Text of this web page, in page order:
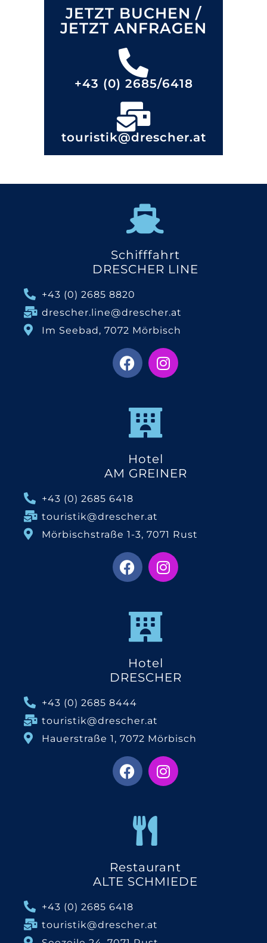
JETZT BUCHEN /
JETZT ANFRAGEN
+43 (0) 2685/6418
touristik@drescher.at
Schifffahrt
DRESCHER LINE
+43 (0) 2685 8820
drescher.line@drescher.at
Im Seebad, 7072 Mörbisch
Hotel
AM GREINER
+43 (0) 2685 6418
touristik@drescher.at
Mörbischstraße 1-3, 7071 Rust
Hotel
DRESCHER
+43 (0) 2685 8444
touristik@drescher.at
Hauerstraße 1, 7072 Mörbisch
Restaurant
ALTE SCHMIEDE
+43 (0) 2685 6418
touristik@drescher.at